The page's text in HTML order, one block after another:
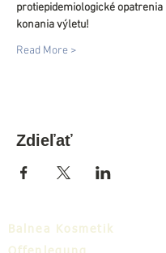
protiepidemiologické opatrenia
konania výletu!
Read More >
Zdieľať
Balnea Kosmetik